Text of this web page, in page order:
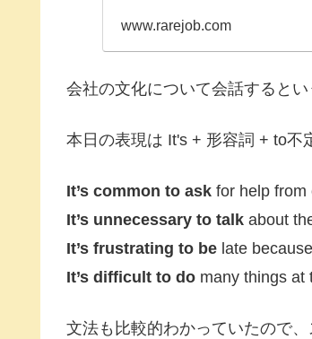
www.rarejob.com
会社の文化について会話するとい
本日の表現は It's + 形容詞 + to不
It’s common to ask for help from
It’s unnecessary to talk about
It’s frustrating to be late
It’s difficult to do many things at
文法も比較的わかっていたので、